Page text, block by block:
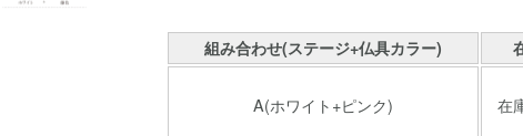
組み合わせ(ステージ+仏具カラー)
A(ホワイト+ピンク) 在